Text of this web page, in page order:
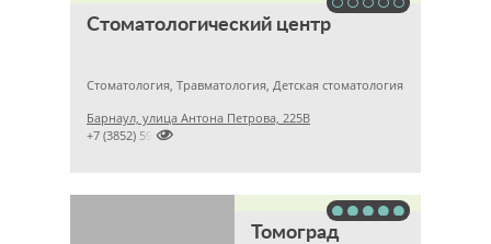
Стоматологический центр
Стоматология, Травматология, Детская стоматология
Барнаул, улица Антона Петрова, 225В

+7 (3852) 595372
Томоград